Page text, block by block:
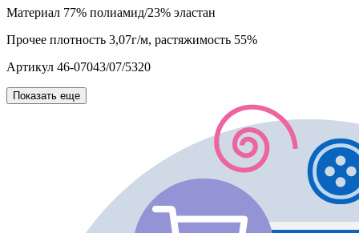
Материал 77% полиамид/23% эластан
Прочее плотность 3,07г/м, растяжимость 55%
Артикул 46-07043/07/5320
Показать еще